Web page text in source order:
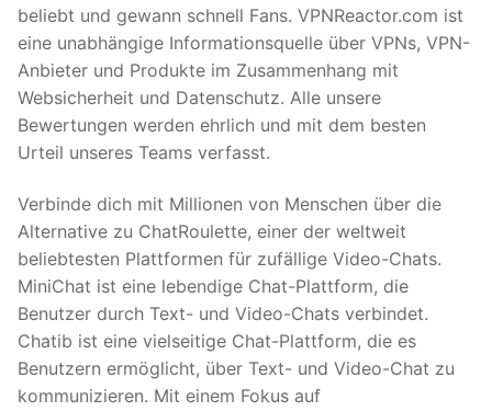
beliebt und gewann schnell Fans. VPNReactor.com ist
eine unabhängige Informationsquelle über VPNs, VPN-
Anbieter und Produkte im Zusammenhang mit
Websicherheit und Datenschutz. Alle unsere
Bewertungen werden ehrlich und mit dem besten
Urteil unseres Teams verfasst.
Verbinde dich mit Millionen von Menschen über die
Alternative zu ChatRoulette, einer der weltweit
beliebtesten Plattformen für zufällige Video-Chats.
MiniChat ist eine lebendige Chat-Plattform, die
Benutzer durch Text- und Video-Chats verbindet.
Chatib ist eine vielseitige Chat-Plattform, die es
Benutzern ermöglicht, über Text- und Video-Chat zu
kommunizieren. Mit einem Fokus auf